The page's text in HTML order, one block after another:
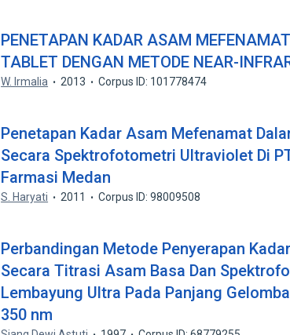
PENETAPAN KADAR ASAM
TABLET DENGAN METODE NEAR-
W. Irmalia 2013 Corpus ID: 101778474
Penetapan Kadar Asam Mefenamat
Secara Spektrofotometri Ultraviolet Di
Farmasi Medan
S. Haryati 2011 Corpus ID: 98009508
Perbandingan Metode Penyerapan
Secara Titrasi Asam Basa Dan
Lembayung Ultra Pada Panjang
350 nm